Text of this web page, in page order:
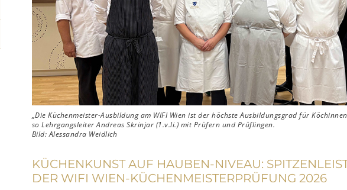
„Die Küchenmeister-Ausbildung am WIFI Wien ist der höchste Ausbildungsgrad für
so Lehrgangsleiter Andreas Skrinjar (1.v.li.) mit Prüfern und Prüflingen.
Bild: Alessandra Weidlich
KÜCHENKUNST AUF HAUBEN-NIVEAU:
DER WIFI WIEN-KÜCHENMEISTERPRÜFUNG 2026